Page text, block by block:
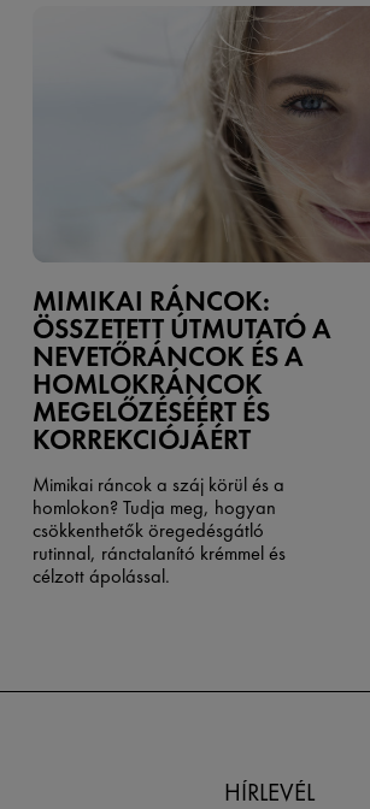
MIMIKAI RÁNCOK:
ÖSSZETETT ÚTMUTATÓ A
NEVETŐRÁNCOK ÉS A
HOMLOKRÁNCOK
MEGELŐZÉSÉÉRT ÉS
KORREKCIÓJÁÉRT
Mimikai ráncok a száj körül és a
homlokon? Tudja meg, hogyan
csökkenthetők öregedésgátló
rutinnal, ránctalanító krémmel és
célzott ápolással.
HÍRLEVÉL